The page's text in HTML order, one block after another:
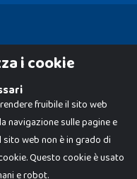
i cookie
fruibile il sito web
navigazione sulle pagine e
web non è in grado di
Questo cookie è usato
e robot.